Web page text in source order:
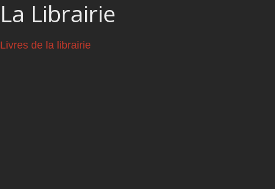
La Librairie
Livres de la librairie